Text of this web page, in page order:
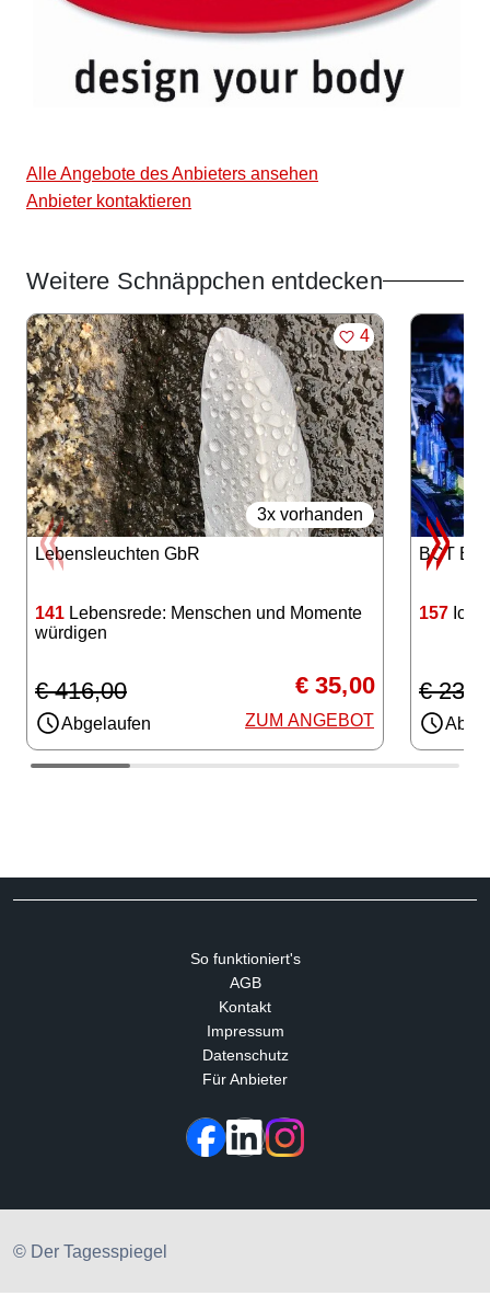
Alle Angebote des Anbieters ansehen
Anbieter kontaktieren
Weitere Schnäppchen entdecken
Angebote im Slider
3x vorhanden
MERKEN
4
Lebensleuchten GbR
141 Lebensrede: Menschen und Momente
würdigen
€ 416,00
Abgelaufen
€ 35,00
ZUM ANGEBOT
BCT
157
€
So funktioniert's
AGB
Kontakt
Impressum
Datenschutz
Für Anbieter
© Der Tagesspiegel